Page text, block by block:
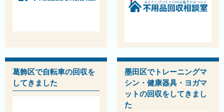
葛飾区で自転車の回収を
してきました
墨田区でトレーニングマ
シン・健康器具・ヨガマ
ットの回収をしてきまし
た